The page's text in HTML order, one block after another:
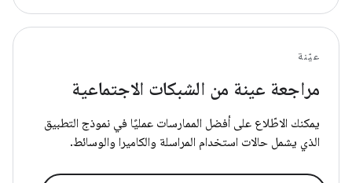
عيّنة
مراجعة عينة من الشبكات الاجتماعية
يمكنك الاطّلاع على أفضل الممارسات عمليًا في نموذج التطبيق
الذي يشمل حالات استخدام المراسلة والكاميرا والوسائط.